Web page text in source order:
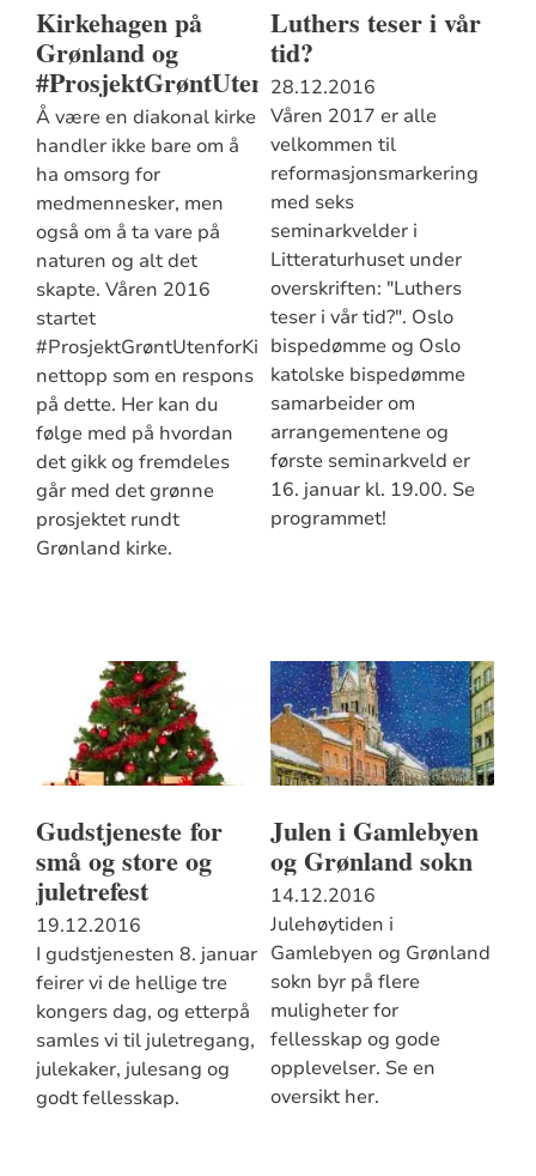
Kirkehagen på
Grønland og
#ProsjektGrøntUtenforKirka
Å være en diakonal kirke
handler ikke bare om å
ha omsorg for
medmennesker, men
også om å ta vare på
naturen og alt det
skapte. Våren 2016
startet
#ProsjektGrøntUtenforKirka
nettopp som en respons
på dette. Her kan du
følge med på hvordan
det gikk og fremdeles
går med det grønne
prosjektet rundt
Grønland kirke.
Luthers teser i vår
tid?
28.12.2016
Våren 2017 er alle
velkommen til
reformasjonsmarkering
med seks
seminarkvelder i
Litteraturhuset under
overskriften: "Luthers
teser i vår tid?". Oslo
bispedømme og Oslo
katolske bispedømme
samarbeider om
arrangementene og
første seminarkveld er
16. januar kl. 19.00. Se
programmet!
Gudstjeneste for
små og store og
juletrefest
19.12.2016
I gudstjenesten 8. januar
feirer vi de hellige tre
kongers dag, og etterpå
samles vi til juletregang,
julekaker, julesang og
godt fellesskap.
Julen i Gamlebyen
og Grønland sokn
14.12.2016
Julehøytiden i
Gamlebyen og Grønland
sokn byr på flere
muligheter for
fellesskap og gode
opplevelser. Se en
oversikt her.